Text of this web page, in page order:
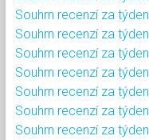
Souhrn recenzí za
Souhrn recenzí za týden
Souhrn recenzí za
Souhrn recenzí za
Souhrn recenzí za týden
Souhrn recenzí za týden
Souhrn recenzí za